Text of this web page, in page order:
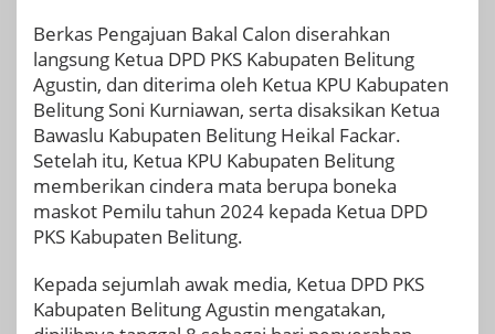
Berkas Pengajuan Bakal Calon diserahkan
langsung Ketua DPD PKS Kabupaten Belitung
Agustin, dan diterima oleh Ketua KPU Kabupaten
Belitung Soni Kurniawan, serta disaksikan Ketua
Bawaslu Kabupaten Belitung Heikal Fackar.
Setelah itu, Ketua KPU Kabupaten Belitung
memberikan cindera mata berupa boneka
maskot Pemilu tahun 2024 kepada Ketua DPD
PKS Kabupaten Belitung.
Kepada sejumlah awak media, Ketua DPD PKS
Kabupaten Belitung Agustin mengatakan,